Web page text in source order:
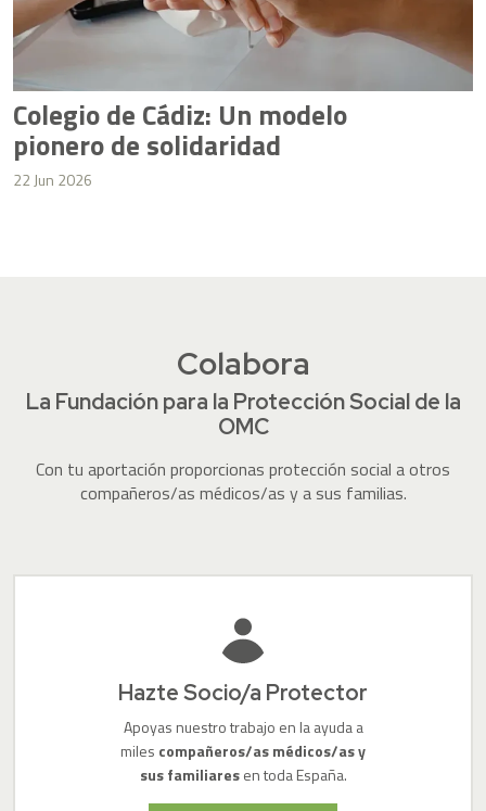
Colegio de Cádiz: Un modelo
pionero de solidaridad
22 Jun 2026
Colabora
La Fundación para la Protección Social de la
OMC
Con tu aportación proporcionas protección social a otros
compañeros/as médicos/as y a sus familias.
Hazte Socio/a Protector
Apoyas nuestro trabajo en la ayuda a
miles compañeros/as médicos/as y
sus familiaresen toda España.